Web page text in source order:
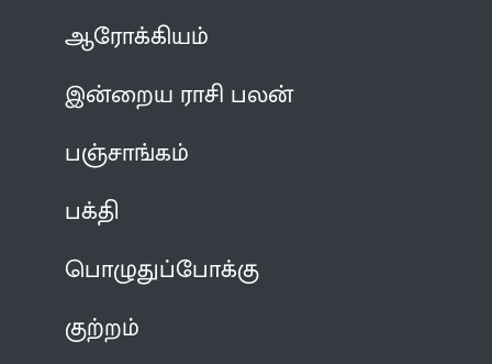
ஆரோக்கியம்
இன்றைய ராசி பலன்
பஞ்சாங்கம்
பக்தி
பொழுதுப்போக்கு
குற்றம்